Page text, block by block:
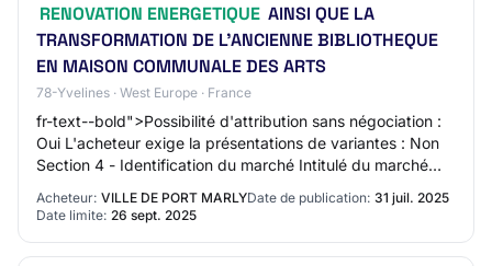
RENOVATION ENERGETIQUE AINSI QUE LA
TRANSFORMATION DE L'ANCIENNE BIBLIOTHEQUE
EN MAISON COMMUNALE DES ARTS
78-Yvelines · West Europe · France
fr-text--bold">Possibilité d'attribution sans négociation :
Oui L'acheteur exige la présentations de variantes : Non
Section 4 - Identification du marché Intitulé du marché
Acheteur: VILLE DE PORT MARLYDate de publication: 31 juil. 2025
Date limite: 26 sept. 2025